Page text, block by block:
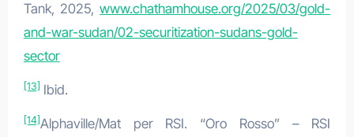
Tank, 2025,www.chathamhouse.org/2025/03/gold-
and-war-sudan/02-securitization-sudans-gold-
sector
[13] Ibid.
[14]Alphaville/Mat per RSI. “Oro Rosso” – RSI